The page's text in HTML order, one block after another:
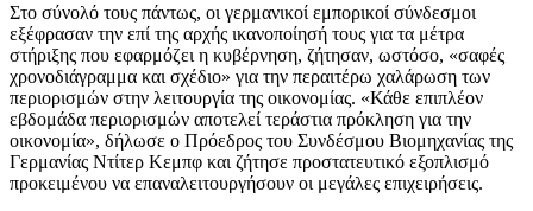
Στο σύνολό τους πάντως, οι γερμανικοί εμπορικοί σύνδεσμοι
εξέφρασαν την επί της αρχής ικανοποίησή τους για τα μέτρα
στήριξης που εφαρμόζει η κυβέρνηση, ζήτησαν, ωστόσο, «σαφές
χρονοδιάγραμμα και σχέδιο» για την περαιτέρω χαλάρωση των
περιορισμών στην λειτουργία της οικονομίας. «Κάθε επιπλέον
εβδομάδα περιορισμών αποτελεί τεράστια πρόκληση για την
οικονομία», δήλωσε ο Πρόεδρος του Συνδέσμου Βιομηχανίας της
Γερμανίας Ντίτερ Κεμπφ και ζήτησε προστατευτικό εξοπλισμό
προκειμένου να επαναλειτουργήσουν οι μεγάλες επιχειρήσεις.